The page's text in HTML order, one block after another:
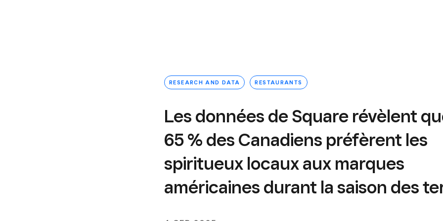
RESEARCH AND DATA RESTAURANTS
Les données de Square révèlent
65 % des Canadiens préfèrent les
spiritueux locaux aux marques
américaines durant la saison des